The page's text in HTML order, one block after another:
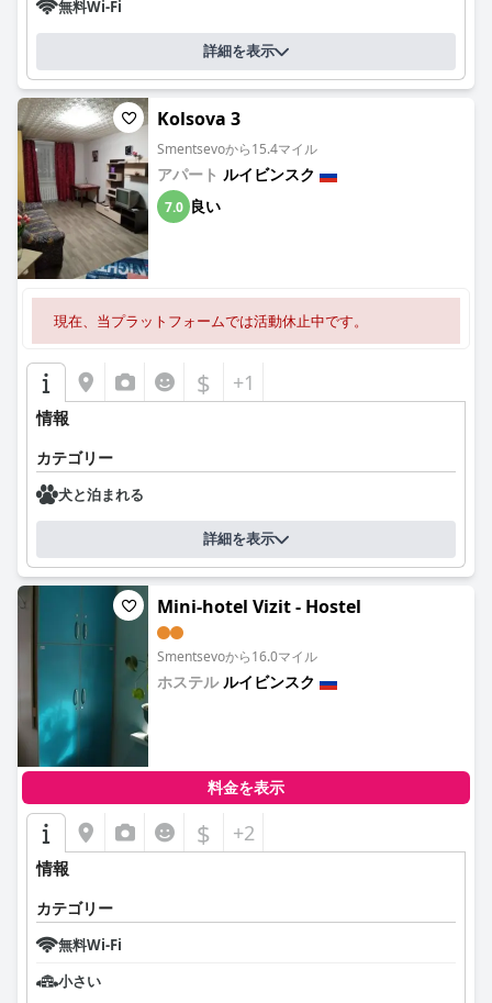
無料Wi-Fi
詳細を表示
Kolsova 3
Smentsevoから15.4マイル
アパート ルイビンスク
7.0 良い
現在、当プラットフォームでは活動休止中です。
$ +1
情報
カテゴリー
犬と泊まれる
詳細を表示
Mini-hotel Vizit - Hostel
Smentsevoから16.0マイル
ホステルルイビンスク
料金を表示
$ +2
情報
カテゴリー
無料Wi-Fi
小さい